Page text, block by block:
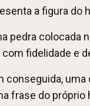
a figura
pedra colocada
fidelidade e
conseguida,
frase do próprio